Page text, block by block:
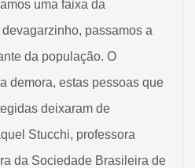
uma faixa da
passamos a
da população. O
demora, estas pessoas que
deixaram de
Stucchi, professora
da Sociedade Brasileira de